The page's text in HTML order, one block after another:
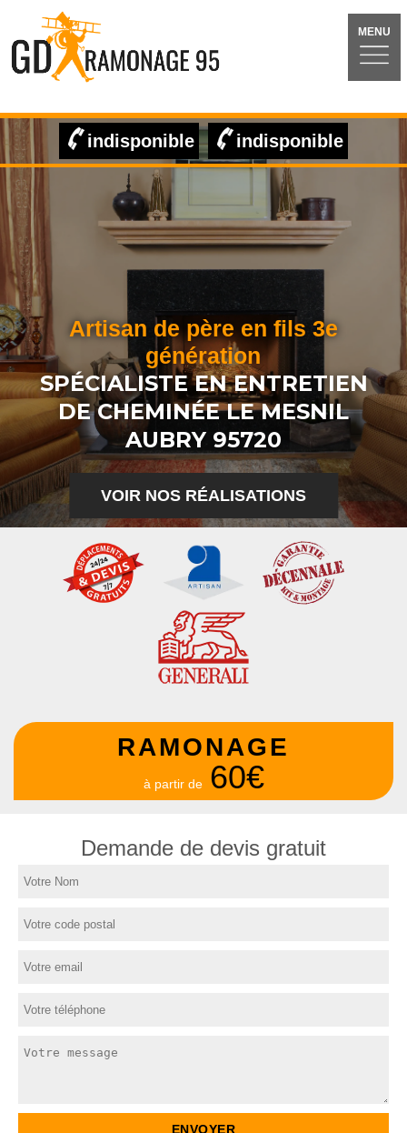
MENU
indisponible indisponible
Artisan de père en fils 3e
génération
SPÉCIALISTE EN ENTRETIEN
DE CHEMINÉE LE MESNIL
AUBRY 95720
VOIR NOS RÉALISATIONS
RAMONAGE
à partir de 60€
Demande de devis gratuit